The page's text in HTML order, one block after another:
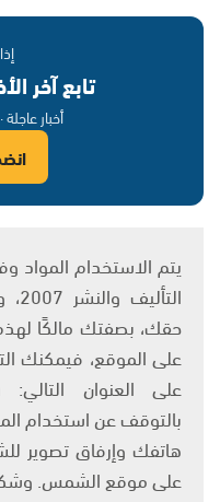
تابع آخر
أخبار
حقك، بصفتك مالكًا
على الموقع، فيمكنك
بالتوقف عن استخدام
هاتفك وإرفاق تصوير
على موقع الشمس.